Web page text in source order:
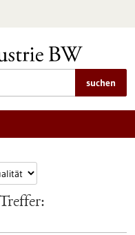
suchen